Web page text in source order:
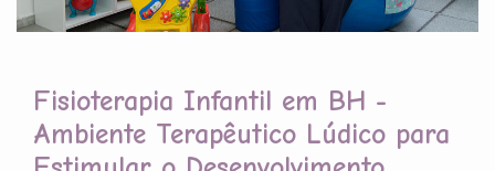
Fisioterapia Infantil em BH -
Ambiente Terapêutico Lúdico para